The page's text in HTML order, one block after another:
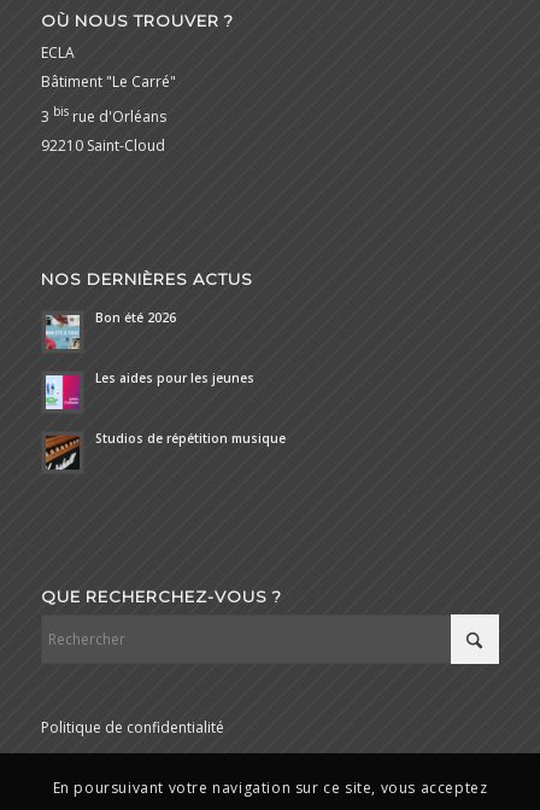
OÙ NOUS TROUVER ?
ECLA
Bâtiment "Le Carré"
3 bisrue d'Orléans
92210 Saint-Cloud
NOS DERNIÈRES ACTUS
Bon été 2026
Les aides pour les jeunes
Studios de répétition musique
QUE RECHERCHEZ-VOUS ?
Politique de confidentialité
En poursuivant votre navigation sur ce site, vous acceptez